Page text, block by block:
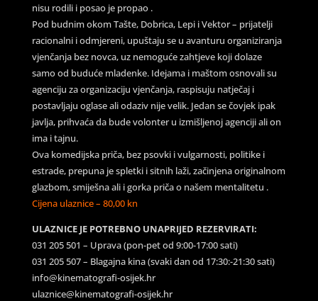
nisu rodili i posao je propao .
Pod budnim okom Tašte, Dobrica, Lepi i Vektor – prijatelji
racionalni i odmjereni, upuštaju se u avanturu organiziranja
vjenčanja bez novca, uz nemoguće zahtjeve koji dolaze
samo od buduće mladenke. Idejama i maštom osnovali su
agenciju za organizaciju vjenčanja, raspisuju natječaj i
postavljaju oglase ali odaziv nije velik. Jedan se čovjek ipak
javlja, prihvaća da bude volonter u izmišljenoj agenciji ali on
ima i tajnu.
Ova komedijska priča, bez psovki i vulgarnosti, politike i
estrade, prepuna je spletki i sitnih laži, začinjena originalnom
glazbom, smiješna ali i gorka priča o našem mentalitetu .
Cijena ulaznice – 80,00 kn
ULAZNICE JE POTREBNO UNAPRIJED REZERVIRATI:
031 205 501 – Uprava (pon-pet od 9:00-17:00 sati)
031 205 507 – Blagajna kina (svaki dan od 17:30:-21:30 sati)
info@kinematografi-osijek.hr
ulaznice@kinematografi-osijek.hr